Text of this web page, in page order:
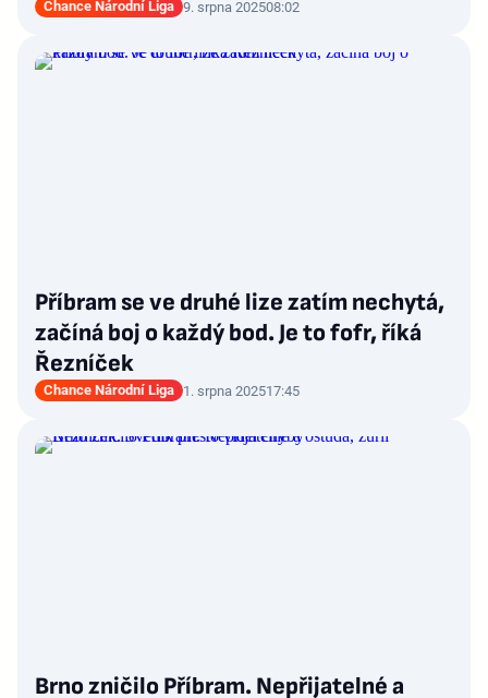
Chance Národní Liga 9. srpna 202508:02
Příbram se ve druhé lize zatím nechytá,
začíná boj o každý bod. Je to fofr, říká
Řezníček
Chance Národní Liga 1. srpna 202517:45
Brno zničilo Příbram. Nepřijatelné a